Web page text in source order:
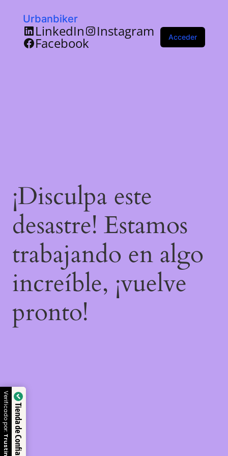
Urbanbiker
LinkedIn Instagram
Facebook Acceder
¡Disculpa este
desastre! Estamos
trabajando en algo
increíble, ¡vuelve
pronto!
Tienda de Confianza
Verificado por: